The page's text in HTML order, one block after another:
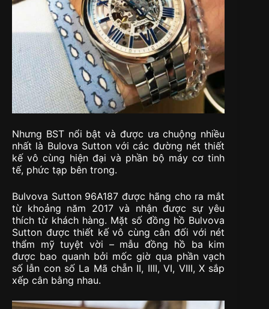
Nhưng BST nổi bật và được ưa chuộng nhiều
nhất là Bulova Sutton với các đường nét thiết
kế vô cùng hiện đại và phần bộ máy cơ tinh
tế, phức tạp bên trong.
Bulvova Sutton 96A187 được hãng cho ra mắt
từ khoảng năm 2017 và nhận được sự yêu
thích từ khách hàng. Mặt số đồng hồ Bulvova
Sutton được thiết kế vô cùng cân đối với nét
thẩm mỹ tuyệt vời – mẫu đồng hồ ba kim
được bao quanh bởi mốc giờ qua phần vạch
số lẫn con số La Mã chẵn II, IIII, VI, VIII, X sắp
xếp cân bằng nhau.